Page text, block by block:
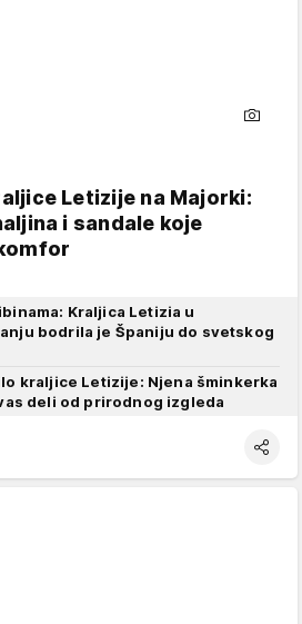
Letizije na Majorki:
i sandale koje
Kraljica Letizia u
bodrila je Španiju do svetskog
kraljice Letizije: Njena šminkerka
deli od prirodnog izgleda